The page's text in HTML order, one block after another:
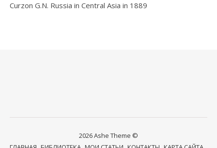
Curzon G.N. Russia in Central Asia in 1889
2026 Ashe Theme ©